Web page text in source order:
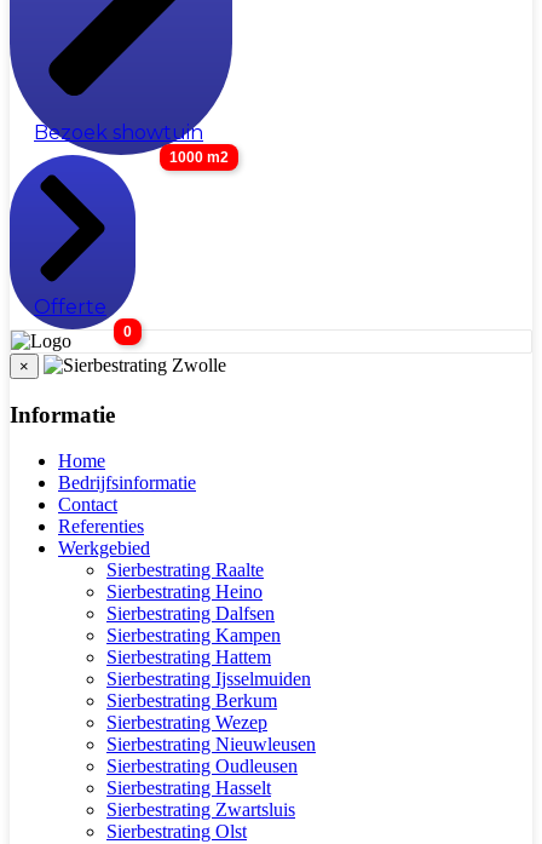
Bezoek showtuin
1000 m2
Offerte
0
×
Informatie
Home
Bedrijfsinformatie
Contact
Referenties
Werkgebied
Sierbestrating Raalte
Sierbestrating Heino
Sierbestrating Dalfsen
Sierbestrating Kampen
Sierbestrating Hattem
Sierbestrating Ijsselmuiden
Sierbestrating Berkum
Sierbestrating Wezep
Sierbestrating Nieuwleusen
Sierbestrating Oudleusen
Sierbestrating Hasselt
Sierbestrating Zwartsluis
Sierbestrating Olst